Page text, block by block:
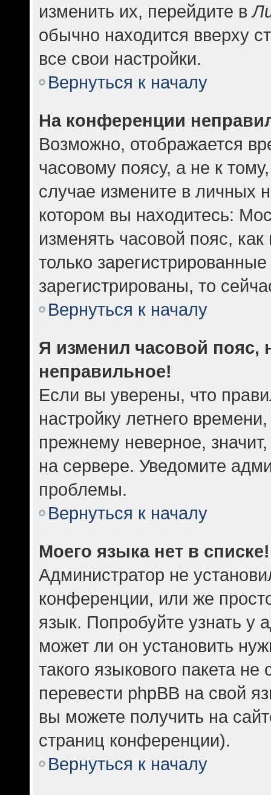
изменить их, перейдите в
обычно находится вверху
все свои настройки.
Вернуться к началу
На конференции
Возможно, отображается
часовому поясу, а не к
случае измените в личных
котором вы находитесь:
изменять часовой пояс,
только
зарегистрированы, то
Вернуться к началу
Я изменил часовой пояс,
неправильное!
Если вы уверены, что
настройку летнего
прежнему неверное,
на сервере. Уведомите
проблемы.
Вернуться к началу
Моего языка нет в списке!
Администратор не
конференции, или же
язык. Попробуйте узнать у
может ли он установить
такого языкового пакета
перевести phpBB на свой
вы можете получить на
страниц конференции).
Вернуться к началу